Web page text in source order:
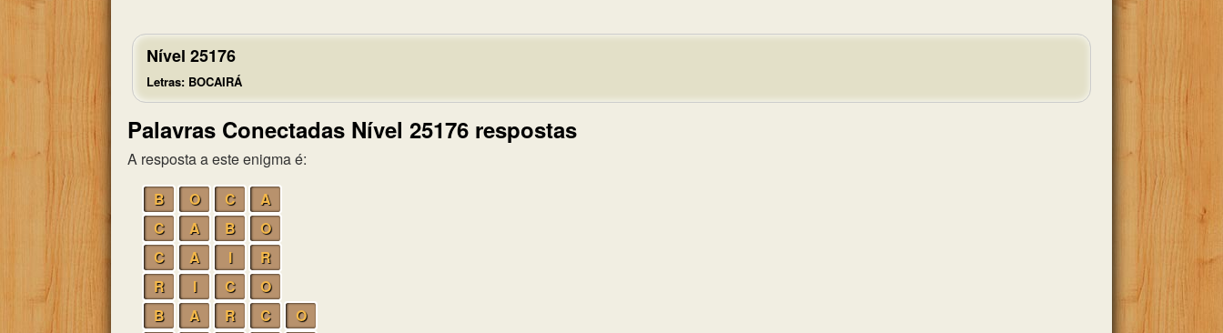
Nível 25176
Letras: BOCAIRÁ
Palavras Conectadas Nível 25176 respostas
A resposta a este enigma é:
B
O C
A
C
A B
O
C
A I
R
R
I C
O
B
A R C
O